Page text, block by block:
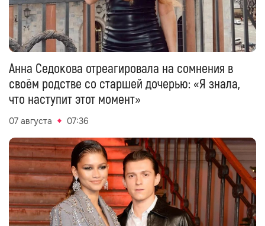
Анна Седокова отреагировала на сомнения в
своём родстве со старшей дочерью: «Я знала,
что наступит этот момент»
07 августа 07:36